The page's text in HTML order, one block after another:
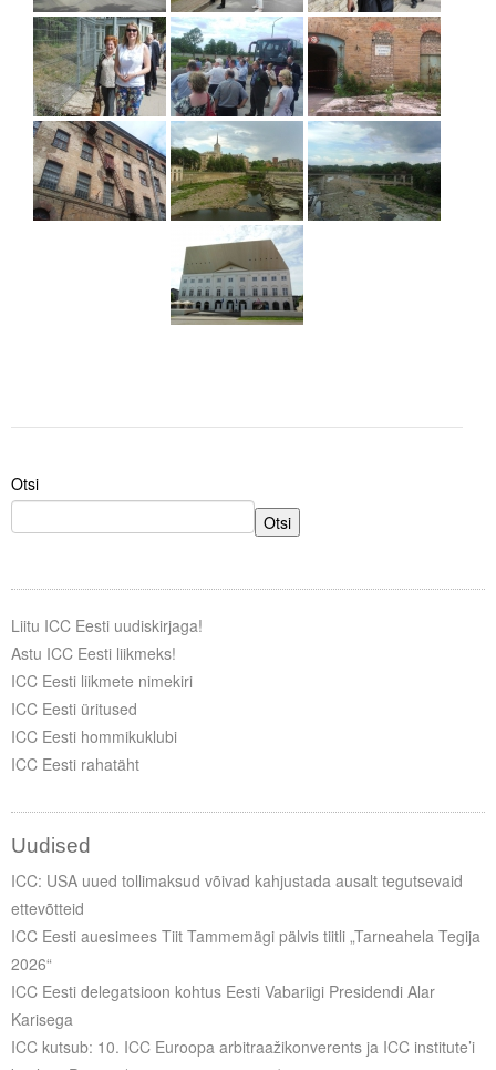
Otsi
Otsi
Liitu ICC Eesti uudiskirjaga!
Astu ICC Eesti liikmeks!
ICC Eesti liikmete nimekiri
ICC Eesti üritused
ICC Eesti hommikuklubi
ICC Eesti rahatäht
Uudised
ICC: USA uued tollimaksud võivad kahjustada ausalt tegutsevaid
ettevõtteid
ICC Eesti auesimees Tiit Tammemägi pälvis tiitli „Tarneahela Tegija
2026“
ICC Eesti delegatsioon kohtus Eesti Vabariigi Presidendi Alar
Karisega
ICC kutsub: 10. ICC Euroopa arbitraažikonverents ja ICC institute’i